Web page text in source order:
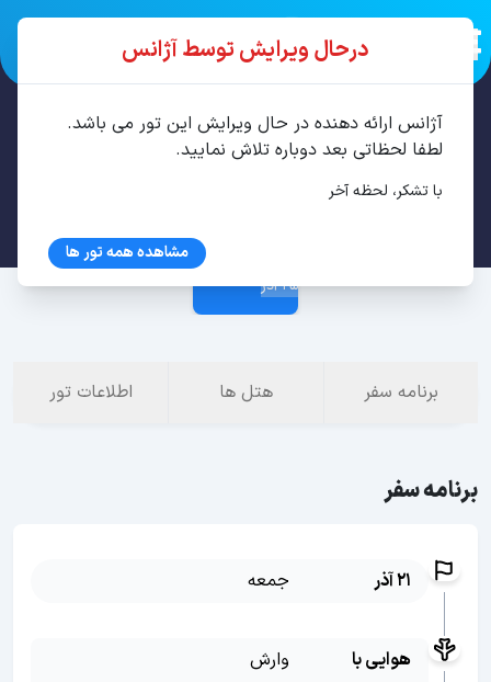
تور تفلیس 4 شب آذر
25 آذر
برنامه سفر هتل ها اطلاعات تور
برنامه سفر
21 آذر جمعه
هوایی با
وارش
درحال ویرایش توسط آژانس
آژانس ارائه دهنده در حال ویرایش این تور می باشد.
لطفا لحظاتی بعد دوباره تلاش نمایید.
با تشکر، لحظه آخر
مشاهده همه تور ها